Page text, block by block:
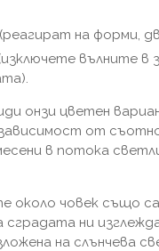
(реагират на форми,
вълните в
онзи цветен
от
в потока
около човек също са
ни
на слънчева